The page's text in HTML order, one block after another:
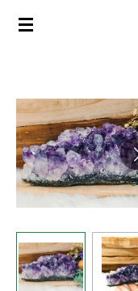
Ga
hoofdinhoud